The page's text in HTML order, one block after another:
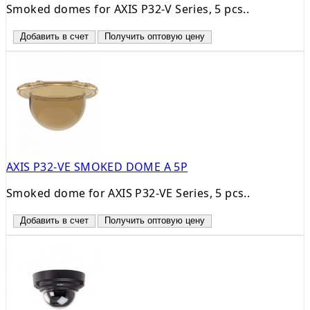
Smoked domes for AXIS P32-V Series, 5 pcs..
Добавить в счет Получить оптовую цену
AXIS P32-VE SMOKED DOME A 5P
Smoked dome for AXIS P32-VE Series, 5 pcs..
Добавить в счет Получить оптовую цену